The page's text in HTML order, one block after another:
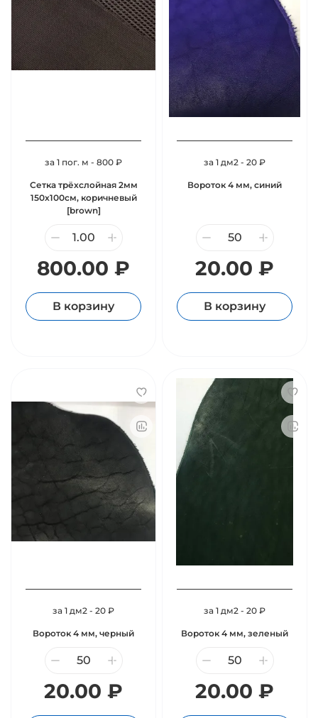
за 1 пог. м - 800 ₽
Сетка трёхслойная 2мм
150х100см, коричневый
[brown]
800.00 ₽
В корзину
за 1 дм2 - 20 ₽
Вороток 4 мм, синий
20.00 ₽
В корзину
за 1 дм2 - 20 ₽
Вороток 4 мм, черный
20.00 ₽
за 1 дм2 - 20 ₽
Вороток 4 мм, зеленый
20.00 ₽